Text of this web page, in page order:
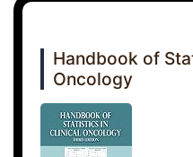
Handbook of
Oncology